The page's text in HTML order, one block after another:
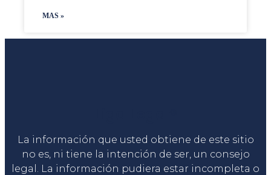
MAS »
La información que usted obtiene de este sitio
no es, ni tiene la intención de ser, un consejo
legal. La información pudiera estar incompleta o